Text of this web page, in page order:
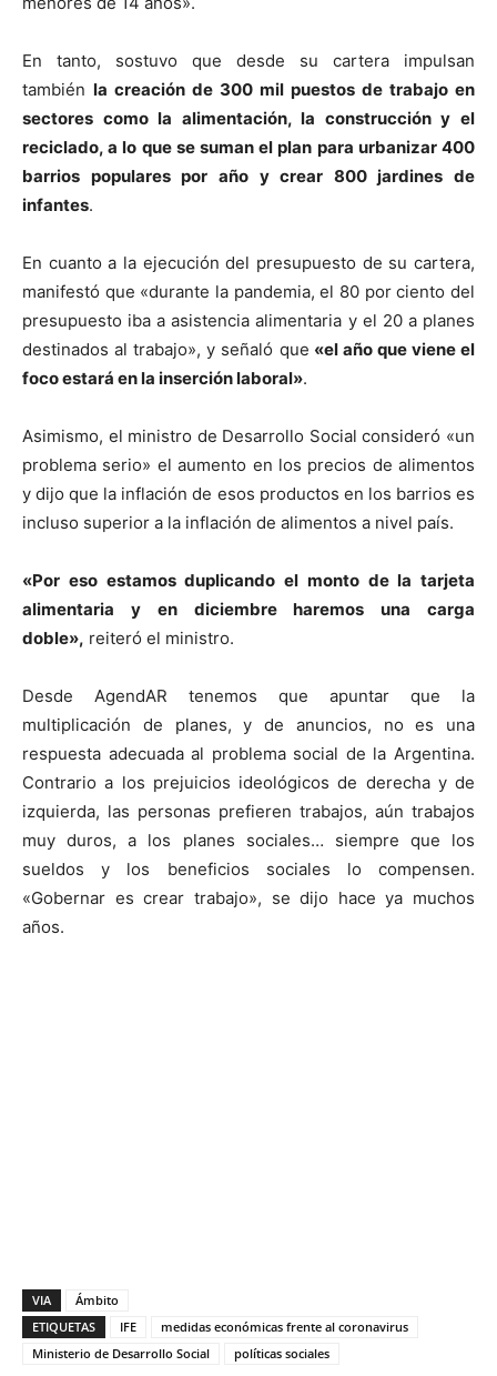
En tanto, sostuvo que desde su cartera impulsan
también la creación de 300 mil puestos de trabajo en
sectores como la alimentación, la construcción y el
reciclado, a lo que se suman el plan para urbanizar 400
barrios populares por año y crear 800 jardines de
infantes.
En cuanto a la ejecución del presupuesto de su cartera,
manifestó que «durante la pandemia, el 80 por ciento del
presupuesto iba a asistencia alimentaria y el 20 a planes
destinados al trabajo», y señaló que «el año que viene el
foco estará en la inserción laboral».
Asimismo, el ministro de Desarrollo Social consideró «un
problema serio» el aumento en los precios de alimentos
y dijo que la inflación de esos productos en los barrios es
incluso superior a la inflación de alimentos a nivel país.
«Por eso estamos duplicando el monto de la tarjeta
alimentaria y en diciembre haremos una carga
doble», reiteró el ministro.
Desde AgendAR tenemos que apuntar que la
multiplicación de planes, y de anuncios, no es una
respuesta adecuada al problema social de la Argentina.
Contrario a los prejuicios ideológicos de derecha y de
izquierda, las personas prefieren trabajos, aún trabajos
muy duros, a los planes sociales… siempre que los
sueldos y los beneficios sociales lo compensen.
«Gobernar es crear trabajo», se dijo hace ya muchos
años.
VIA
Ámbito
ETIQUETAS
IFE
medidas económicas frente al coronavirus
Ministerio de Desarrollo Social
políticas sociales